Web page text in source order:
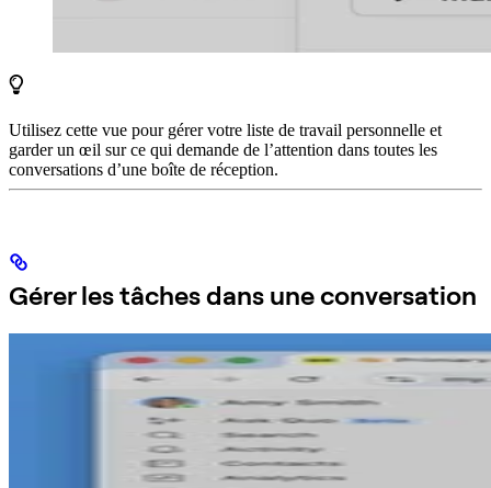
Utilisez cette vue pour gérer votre liste de travail personnelle et
garder un œil sur ce qui demande de l’attention dans toutes les
conversations d’une boîte de réception.
Gérer les tâches dans une conversation